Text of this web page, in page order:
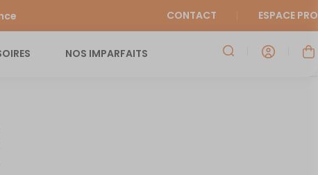
CONTACT ESPACE PRO
NOS IMPARFAITS